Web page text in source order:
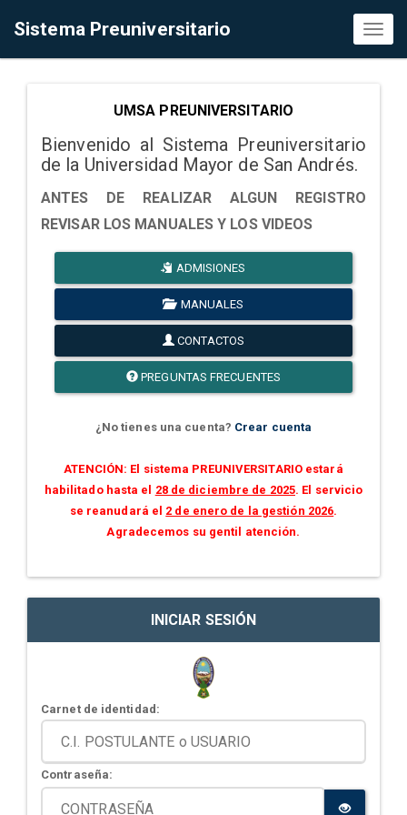
Sistema Preuniversitario
UMSA PREUNIVERSITARIO
Bienvenido al Sistema Preuniversitario
de la Universidad Mayor de San Andrés.
ANTES DE REALIZAR ALGUN REGISTRO
REVISAR LOS MANUALES Y LOS VIDEOS
ADMISIONES
MANUALES
CONTACTOS
PREGUNTAS FRECUENTES
¿No tienes una cuenta? Crear cuenta
ATENCIÓN: El sistema PREUNIVERSITARIO estará
habilitado hasta el 28 de diciembre de 2025. El servicio
se reanudará el 2 de enero de la gestión 2026.
Agradecemos su gentil atención.
INICIAR SESIÓN
Carnet de identidad:
Contraseña: